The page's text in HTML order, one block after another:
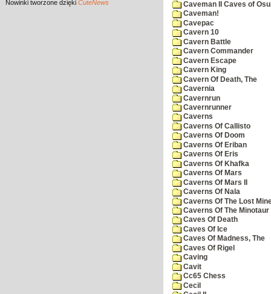
Nowinki tworzone dzięki CuteNews
Caveman II Caves of
Caveman!
Cavepac
Cavern 10
Cavern Battle
Cavern Commander
Cavern Escape
Cavern King
Cavern Of Death, The
Cavernia
Cavernrun
Cavernrunner
Caverns
Caverns Of Callisto
Caverns Of Doom
Caverns Of Eriban
Caverns Of Eris
Caverns Of Khafka
Caverns Of Mars
Caverns Of Mars II
Caverns Of Nala
Caverns Of The Lost
Caverns Of The Minotaur
Caves Of Death
Caves Of Ice
Caves Of Madness, The
Caves Of Rigel
Caving
Cavit
Cc65 Chess
Cecil